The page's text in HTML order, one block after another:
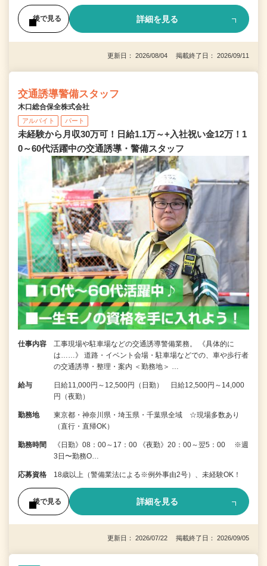
後で見る 詳細を見る
更新日： 2026/08/04 掲載終了日： 2026/09/11
交通誘導警備スタッフ
木口総合保全株式会社
アルバイト パート
未経験から月収30万可！日給1.1万～+入社祝い金12万！1
0～60代活躍中の交通誘導・警備スタッフ
仕事内容
工事現場や駐車場などの交通誘導警備業務。 《具体的に
は……》 道路・イベント会場・駐車場などでの、車や歩行者
の交通誘導・整理・案内 ＜勤務地＞ …
給与
日給11,000円～12,500円（日勤） 日給12,500円～14,000
円（夜勤）
勤務地
東京都・神奈川県・埼玉県・千葉県全域 ☆現場多数あり
（直行・直帰OK）
勤務時間
《日勤》08：00～17：00 《夜勤》20：00～翌5：00 ※週
3日〜勤務O…
応募資格 18歳以上（警備業法による※例外事由2号）、未経験OK！
後で見る 詳細を見る
更新日： 2026/07/22 掲載終了日： 2026/09/05